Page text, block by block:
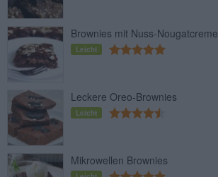
Brownies mit Nuss-Nougatcreme
Leicht
Leckere Oreo-Brownies
Leicht
Mikrowellen Brownies